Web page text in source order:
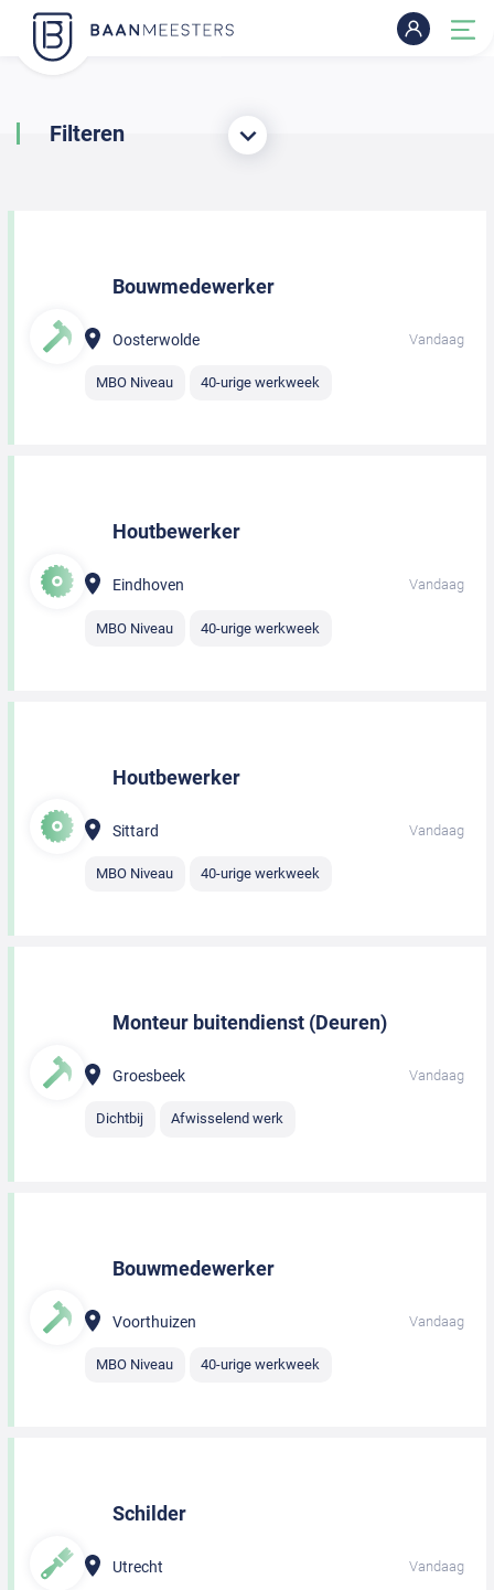
Filteren
Bouwmedewerker
Oosterwolde Vandaag
MBO Niveau 40-urige werkweek
Houtbewerker
Eindhoven Vandaag
MBO Niveau 40-urige werkweek
Houtbewerker
Sittard Vandaag
MBO Niveau 40-urige werkweek
Monteur buitendienst (Deuren)
Groesbeek Vandaag
Dichtbij Afwisselend werk
Bouwmedewerker
Voorthuizen Vandaag
MBO Niveau 40-urige werkweek
Schilder
Utrecht Vandaag